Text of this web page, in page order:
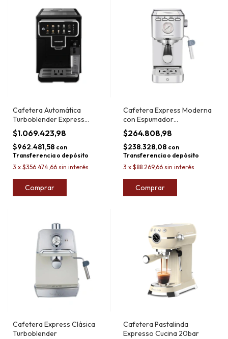
Cafetera Automática
Turboblender Express
Touch
$1.069.423,98
$962.481,58 con
Transferencia o depósito
3 x $356.474,66 sin interés
Comprar
Cafetera Express Moderna
con Espumador
Turboblender
$264.808,98
$238.328,08 con
Transferencia o depósito
3 x $88.269,66 sin interés
Comprar
Cafetera Express Clásica
Turboblender
Cafetera Pastalinda
Expresso Cucina 20bar